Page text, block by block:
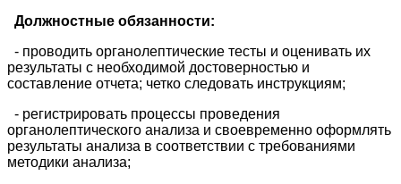
Должностные обязанности:
- проводить органолептические тесты и оценивать их
результаты с необходимой достоверностью и
составление отчета; четко следовать инструкциям;
- регистрировать процессы проведения
органолептического анализа и своевременно оформлять
результаты анализа в соответствии с требованиями
методики анализа;